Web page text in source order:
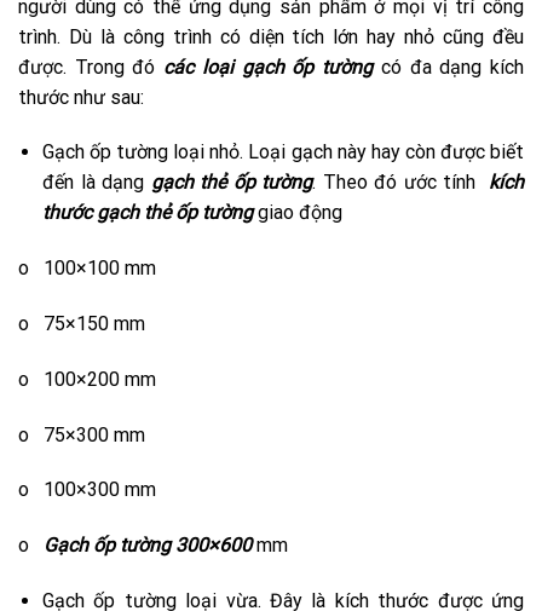
người dùng có thể ứng dụng sản phẩm ở mọi vị trí công
trình. Dù là công trình có diện tích lớn hay nhỏ cũng đều
được. Trong đó các loại gạch ốp tườngcó đa dạng kích
thước như sau:
Gạch ốp tường loại nhỏ. Loại gạch này hay còn được biết
đến là dạng gạch thẻ ốp tường. Theo đó ước tính kích
thước gạch thẻ ốp tườnggiao động
o 100×100 mm
o 75×150 mm
o 100×200 mm
o 75×300 mm
o 100×300 mm
o Gạch ốp tường 300×600mm
Gạch ốp tường loại vừa. Đây là kích thước được ứng